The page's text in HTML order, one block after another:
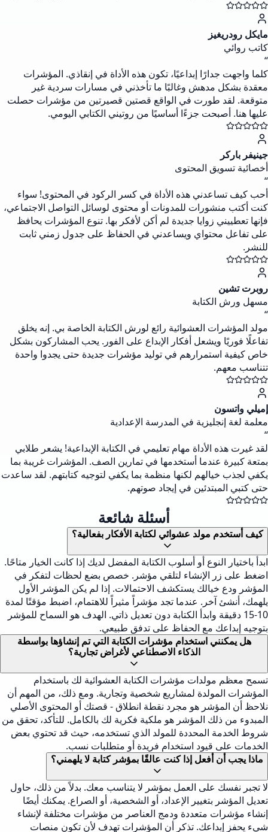
مايكل رودريغيز
كاتب روائي
“
كلما واجهت جدارًا إبداعيًا، تكون هذه الأداة في إنقاذي. المؤشرات
معقدة بشكل مدهش وغالبًا ما تأخذني في مسارات سردية غير
متوقعة. لقد طورت في الواقع قصتين قصيرتين من مؤشرات حصلت
عليها هنا. أصبحت جزءًا أساسيًا من روتيني الكتابي اليومي.
جينيفر باركر
أخصائية تسويق المحتوى
“
أحب كيف تساعدني هذه الأداة في كسر الركود في المحتوى! سواء
كنت أكتب منشورات للمدونات أو محتوى لوسائل التواصل الاجتماعي،
فإنها تعطييني زوايا جديدة لم أكن لأفكر بها. تنوع المؤشرات يحافظ
على تفاعل محتواي ويساعدني في الحفاظ على جدول زمني ثابت
للنشر.
روبرت تشين
مسهل ورش الكتابة
“
مولد المؤشرات العشوائية رائع لورش الكتابة الخاصة بي. إنه يخلق
تفاعلًا فوريًا ويشعل أفكار الإبداع على الفور. يحب المشاركون بشكل
خاص كيفية استمرارهم في توليد مؤشرات جديدة حتى يجدوا واحدة
تتناسب معهم.
إميلي واتسون
معلمة لغة إنجليزية في المدرسة الإعدادية
“
لقد غيرت هذه الأداة مهام تعليمي في الكتابة الإبداعية! يشعر طلابي
بمتعة كبيرة عندما أستخدمها في تمارين الصف. المؤشرات غريبة بما
يكفي لجذب خيالهم لكنها منظمة بما يكفي لتوجيه كتابتهم. لقد ساعدت
حتى كتبي المبتدئين في إيجاد صوتهم.
أسئلة شائعة
كيف أستخدم مولد عشوائي لكتابة الأفكار بفعالية؟
ابدأ باختيار النوع أو أسلوب الكتابة المفضل لديك إذا كانت الخيار متاحًا.
اضغط على زر الإنشاء لتلقي مؤشر. خصص بضع لحظات لتفكر في
المؤشر ودع خيالك يستكشف الاحتمالات. إذا لم يكن المؤشر الأول
يلهمك، أنشئ آخر. عندما تجد مؤشراً مثيراً للاهتمام، اضبط مؤقتًا لمدة
10-15 دقيقة وابدأ الكتابة دون تعديل ذاتي. الهدف هو السماح للمؤشر
بتوجيه إبداعك مع الحفاظ على تدفق طبيعي.
هل يمكنني استخدام مؤشرات الكتابة التي تم إنشاؤها بواسطة
الذكاء الاصطناعي لأغراض تجارية؟
تسمح معظم مولدات مؤشرات الكتابة العشوائية لك باستخدام
المؤشرات المولدة لمشاريع شخصية وتجارية. ومع ذلك، من المهم أن
نلاحظ أن المؤشر هو مجرد نقطة انطلاق - قصتك أو المحتوى الأصلي
المبدوء من ذلك المؤشر هو ملكية فكرية لك بالكامل. للتأكد، تحقق من
شروط الخدمة المحددة للمولد الذي تستخدمه، حيث قد تحتوي بعض
الخدمات على قيود استخدام فريدة أو متطلبات نسب.
ماذا يجب أن أفعل إذا كنت عالقًا بمؤشر كتابة لا يلهمني؟
لا تجبر نفسك على العمل بمؤشر لا يتناسب معك. بدلاً من ذلك، حاول
تعديل المؤشر بتغيير الإعداد، أو الشخصية، أو الصراع. يمكنك أيضًا
إنشاء مؤشرات متعددة ودمج العناصر من مؤشرات مختلفة لإنشاء
شيء يحفز إبداعك. تذكر أن المؤشرات تهدف لأن تكون منصات